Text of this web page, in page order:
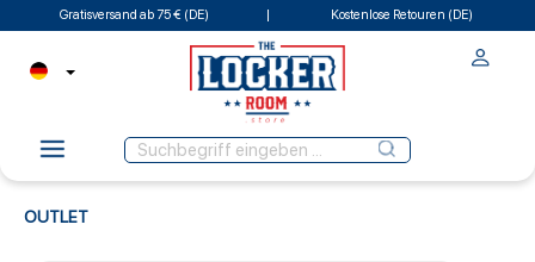
Gratisversand ab 75 € (DE) Kostenlose Retouren (DE)
OUTLET